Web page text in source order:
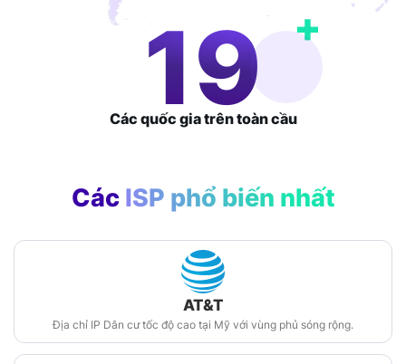
30 +
Các quốc giatrên toàn cầu
Các ISP phổ biến nhất
AT&T
Địa chỉ IP Dân cư tốc độ cao tại Mỹ với vùng phủ sóng rộng.